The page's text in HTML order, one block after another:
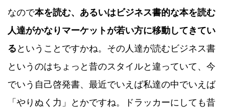
なので本を読む、あるいはビジネス書的な本を読む
人達がかなりマーケットが若い方に移動してきてい
る ということですかね。その人達が読むビジネス書
というのはちょっと昔のスタイルと違っていて、今
でいう自己啓発書、最近でいえば私達の中でいえば
「やりぬく力」とかですね。ドラッカーにしても昔